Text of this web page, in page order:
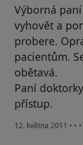
Výborná
vyhovět a
probere.
pacientům.
obětavá.
Paní
přístup.
12. května 2011 • • •